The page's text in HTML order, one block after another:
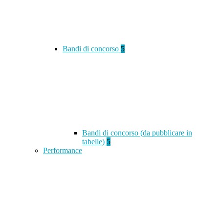
Bandi di concorso 5
Bandi di concorso (da pubblicare in
tabelle) 5
Performance